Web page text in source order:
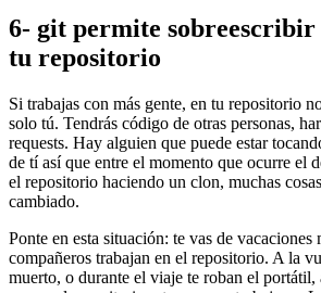
6- git permite
tu repositorio
Si trabajas con más gente, en tu repositorio
solo tú. Tendrás código de otras personas,
requests. Hay alguien que puede estar
de tí así que entre el momento que ocurre el
el repositorio haciendo un clon, muchas
cambiado.
Ponte en esta situación: te vas de vacaciones
compañeros trabajan en el repositorio. A la
muerto, o durante el viaje te roban el portátil,